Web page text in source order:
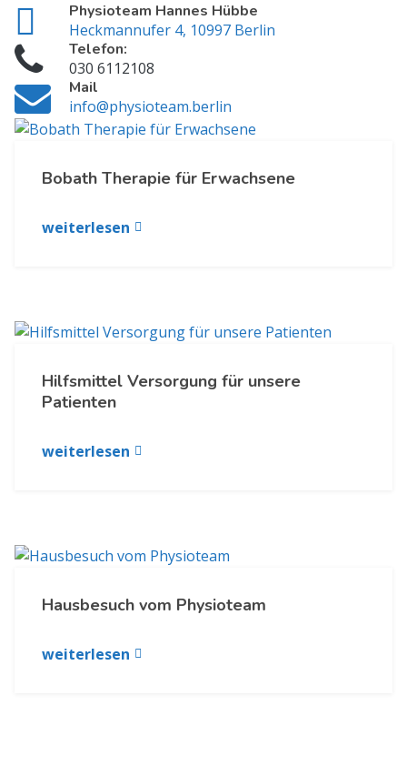
Physioteam Hannes Hübbe
Heckmannufer 4, 10997 Berlin
Telefon:
030 6112108
Mail
info@physioteam.berlin
Bobath Therapie für Erwachsene
weiterlesen
Hilfsmittel Versorgung für unsere
Patienten
weiterlesen
Hausbesuch vom Physioteam
weiterlesen